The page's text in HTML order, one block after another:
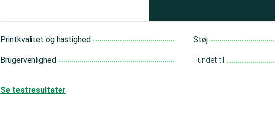
Printkvalitet og hastighed
Brugervenlighed
Støj
Fundet til
Se testresultater